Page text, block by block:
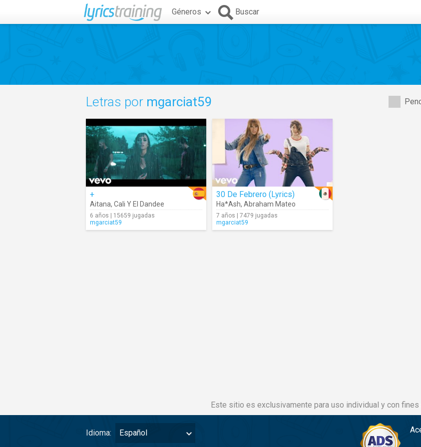
Géneros Buscar
Letras por mgarciat59
+
Aitana, Cali Y El Dandee
6 años | 15659 jugadas
mgarciat59
30 De Febrero (Lyrics)
Ha*Ash, Abraham Mateo
7 años | 7479 jugadas
mgarciat59
Este sitio es exclusivamente para uso individual y con fines
Idioma: Español